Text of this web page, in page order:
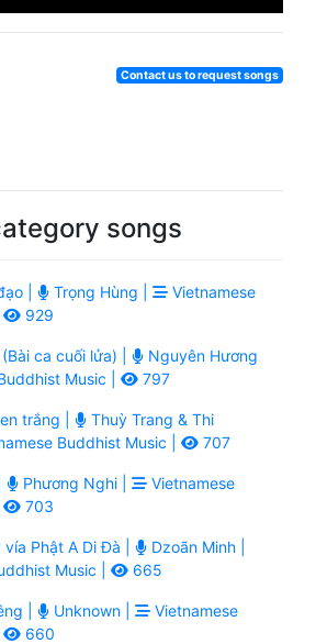
Contact us to request songs
songs
| Trọng Hùng |
Vietnamese
929
ca cuối lửa) |
Nguyên Hương
Music | 797
trắng |
Thuỳ Trang & Thi
Buddhist Music | 707
Phương Nghi |
Vietnamese
703
Phật A Di Đà |
Dzoãn Minh |
Music |
665
| Unknown |
Vietnamese
660